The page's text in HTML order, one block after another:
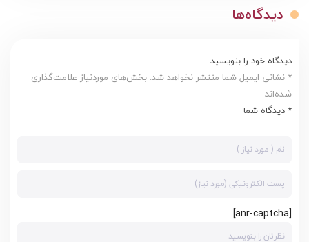
دیدگاه‌ها
دیدگاه خود را بنویسید
* نشانی ایمیل شما منتشر نخواهد شد. بخش‌های موردنیاز علامت‌گذاری
شده‌اند
* دیدگاه شما
[anr-captcha]